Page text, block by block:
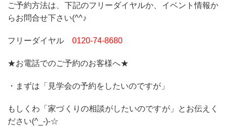
ご予約方法は、下記のフリーダイヤルか、イベント情報か
らお問合せ下さい(^^♪
フリーダイヤル 0120‐74‐8680
★お電話でのご予約のお客様へ★
・まずは「見学会の予約をしたいのですが」
もしくわ「家づくりの相談がしたいのですが」とお伝えく
ださい(^_-)-☆